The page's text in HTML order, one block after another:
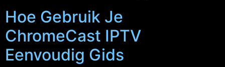
Hoe Gebruik Je
ChromeCast IPTV
Eenvoudig Gids